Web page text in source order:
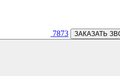
7873 ЗАКАЗАТЬ